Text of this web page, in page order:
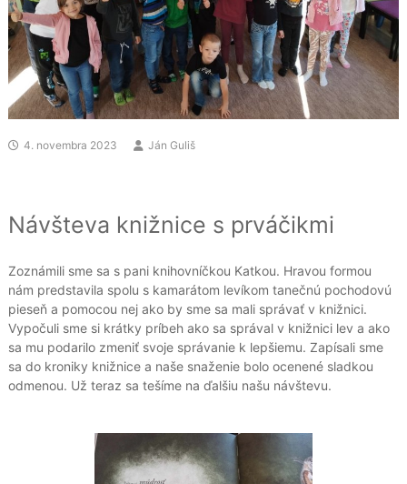
4. novembra 2023 Ján Guliš
Návšteva knižnice s prváčikmi
Zoznámili sme sa s pani knihovníčkou Katkou. Hravou formou
nám predstavila spolu s kamarátom levíkom tanečnú pochodovú
pieseň a pomocou nej ako by sme sa mali správať v knižnici.
Vypočuli sme si krátky príbeh ako sa správal v knižnici lev a ako
sa mu podarilo zmeniť svoje správanie k lepšiemu. Zapísali sme
sa do kroniky knižnice a naše snaženie bolo ocenené sladkou
odmenou. Už teraz sa tešíme na ďalšiu našu návštevu.